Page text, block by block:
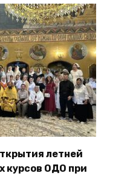
летней
курсов ОДО при